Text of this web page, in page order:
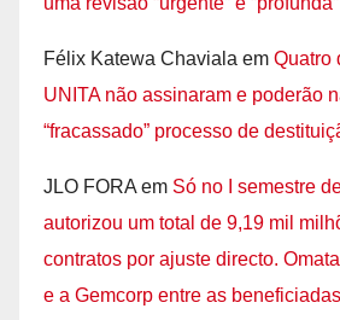
Félix Katewa Chaviala em Quatro
UNITA não assinaram e poderão
“fracassado” processo de
JLO FORA em Só no I semestre
autorizou um total de 9,19 mil
contratos por ajuste directo.
e a Gemcorp entre as beneficiadas